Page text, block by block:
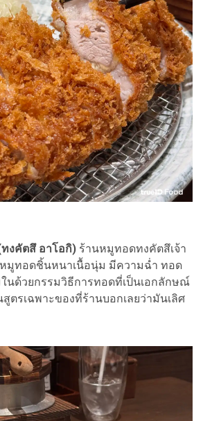
ทงคัตสึ อาโอกิ) ร้านหมูทอดทงคัตสึเจ้า
มูทอดชิ้นหนาเนื้อนุ่ม มีความฉ่ำ ทอด
นด้วยกรรมวิธีการทอดที่เป็นเอกลักษณ์
ตรเฉพาะของที่ร้านบอกเลยว่ามันเลิศ